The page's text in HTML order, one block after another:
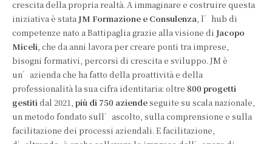
crescita della propria realtà. A immaginare e costruire questa
iniziativa è stataJM Formazione e Consulenza, l’hub di
competenze nato a Battipaglia grazie alla visione di Jacopo
Miceli, che da anni lavora per creare ponti tra imprese,
bisogni formativi, percorsi di crescita e sviluppo. JM è
un’azienda che ha fatto della proattività e della
professionalità la sua cifra identitaria: oltre 800 progetti
gestitidal 2021, più di 750 aziendeseguite su scala nazionale,
un metodo fondato sull’ascolto, sulla comprensione e sulla
facilitazione dei processi aziendali. E facilitazione,